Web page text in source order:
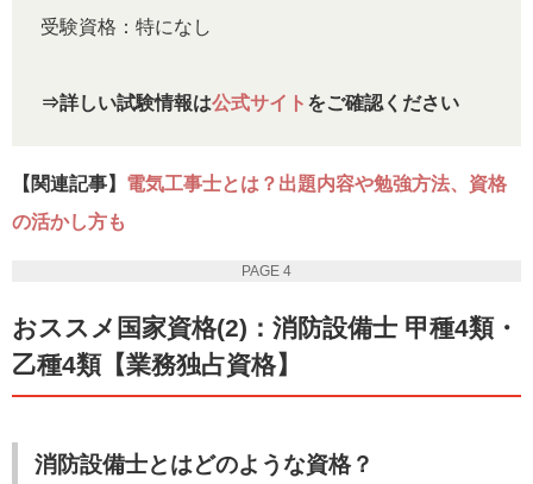
受験資格：特になし
⇒詳しい試験情報は公式サイト をご確認ください
【関連記事】 電気工事士とは？出題内容や勉強方法、資格
の活かし方も
PAGE 4
おススメ国家資格(2)：消防設備士 甲種4類・
乙種4類【業務独占資格】
消防設備士とはどのような資格？